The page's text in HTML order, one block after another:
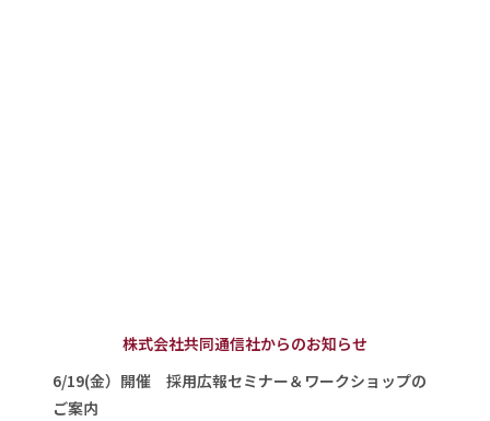
株式会社共同通信社からのお知らせ
6/19(金）開催 採用広報セミナー＆ワークショップの
ご案内